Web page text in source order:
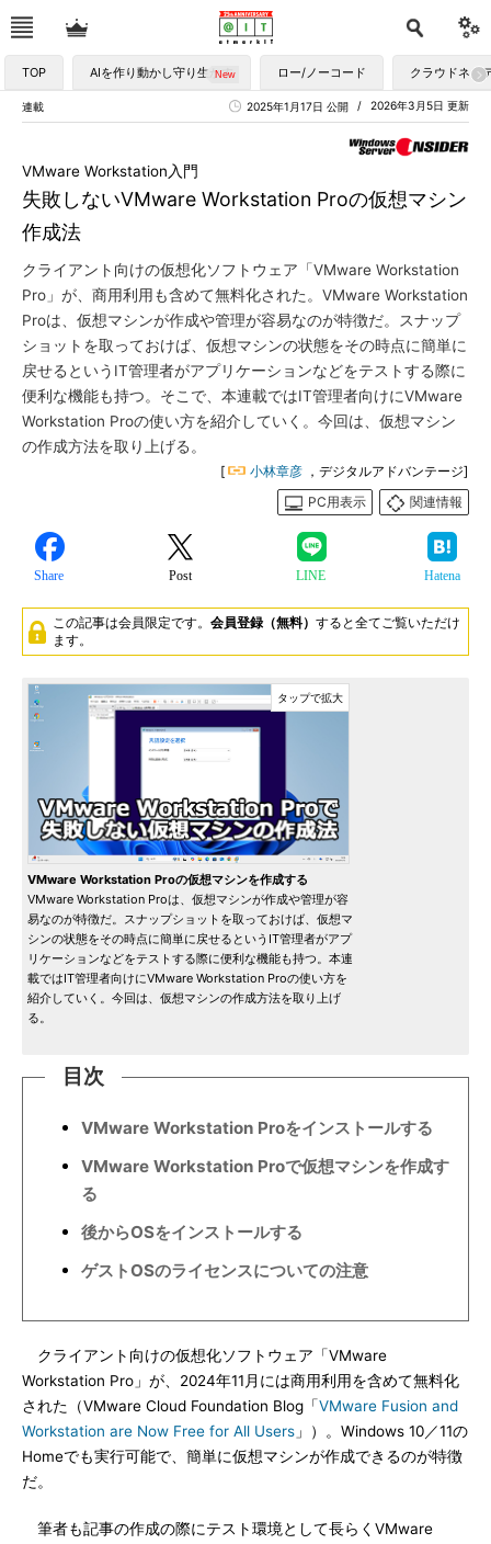
TOP AIを作り動かし守り生かす ロー/ノーコード クラウドネイ
連載 2026年3月5日 更新
2025年1月17日 公開
失敗しないVMware Workstation Proの仮想マシン
作成法
VMware Workstation入門
クライアント向けの仮想化ソフトウェア「VMware Workstation
Pro」が、商用利用も含めて無料化された。VMware Workstation
Proは、仮想マシンが作成や管理が容易なのが特徴だ。スナップ
ショットを取っておけば、仮想マシンの状態をその時点に簡単に
戻せるというIT管理者がアプリケーションなどをテストする際に
便利な機能も持つ。そこで、本連載ではIT管理者向けにVMware
Workstation Proの使い方を紹介していく。今回は、仮想マシン
の作成方法を取り上げる。
[ 小林章彦 ，デジタルアドバンテージ]
PC用表示
関連情報
Share Post LINE Hatena
この記事は会員限定です。 会員登録（無料） すると全てご覧いただけ
ます。
VMware Workstation Proの仮想マシンを作成する
VMware Workstation Proは、仮想マシンが作成や管理が容
易なのが特徴だ。スナップショットを取っておけば、仮想マ
シンの状態をその時点に簡単に戻せるというIT管理者がアプ
リケーションなどをテストする際に便利な機能も持つ。本連
載ではIT管理者向けにVMware Workstation Proの使い方を
紹介していく。今回は、仮想マシンの作成方法を取り上げ
る。
目次
VMware Workstation Proをインストールする
VMware Workstation Proで仮想マシンを作成す
る
後からOSをインストールする
ゲストOSのライセンスについての注意
クライアント向けの仮想化ソフトウェア「VMware
Workstation Pro」が、2024年11月には商用利用を含めて無料化
された（VMware Cloud Foundation Blog「VMware Fusion and
Workstation are Now Free for All Users 」）。Windows 10／11の
Homeでも実行可能で、簡単に仮想マシンが作成できるのが特徴
だ。
筆者も記事の作成の際にテスト環境として長らくVMware